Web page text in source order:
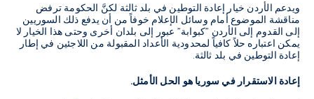
ويدعم الأردن خيار إعادة التوطين في بلد ثالثة لكنَّ الحكومة ترفض
مناقشة الموضوع أمام وسائل الإعلام خوفاً من أن يدفع ذلك السوريين
إلى القدوم إلى الأردن "كبوابة" عبور إلى بلدان أخرى وحتى هذا الخيار لا
يمكن اعتباره حلاً كافياً لمحدودية الأعداد المقبولة من اللاجئين في إطار
إعادة التوطين في بلد ثالثة.
إعادة الاستقرار في سوريا هو الحل الأمثل.